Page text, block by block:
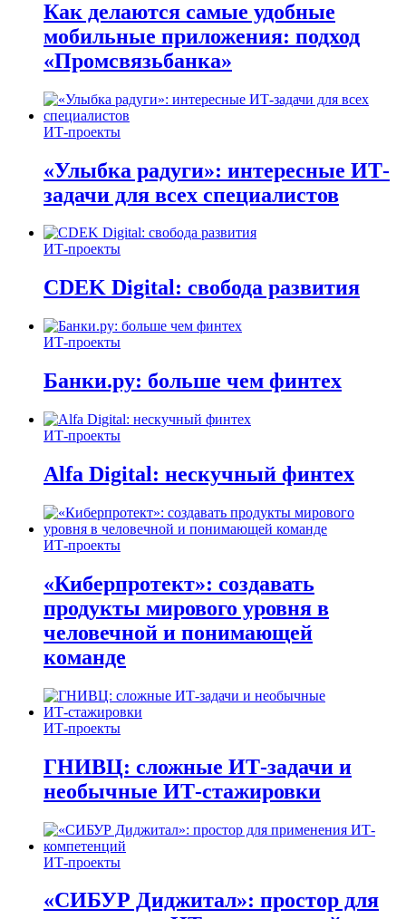
Как делаются самые удобные
мобильные приложения: подход
«Промсвязьбанка»
ИТ-проекты
«Улыбка радуги»: интересные ИТ-
задачи для всех специалистов
ИТ-проекты
CDEK Digital: свобода развития
ИТ-проекты
Банки.ру: больше чем финтех
ИТ-проекты
Alfa Digital: нескучный финтех
ИТ-проекты
«Киберпротект»: создавать
продукты мирового уровня в
человечной и понимающей
команде
ИТ-проекты
ГНИВЦ: сложные ИТ‑задачи и
необычные ИТ‑стажировки
ИТ-проекты
«СИБУР Диджитал»: простор для